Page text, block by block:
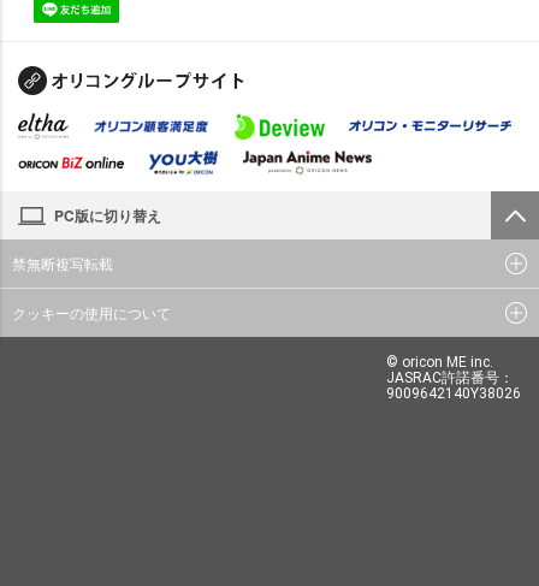
PC版に切り替え
禁無断複写転載
クッキーの使用について
© oricon ME inc.
JASRAC許諾番号：
9009642140Y38026